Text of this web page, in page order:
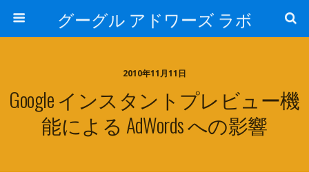
グーグル アドワーズ ラボ
2010年11月11日
Google インスタントプレビュー機
能による AdWords への影響